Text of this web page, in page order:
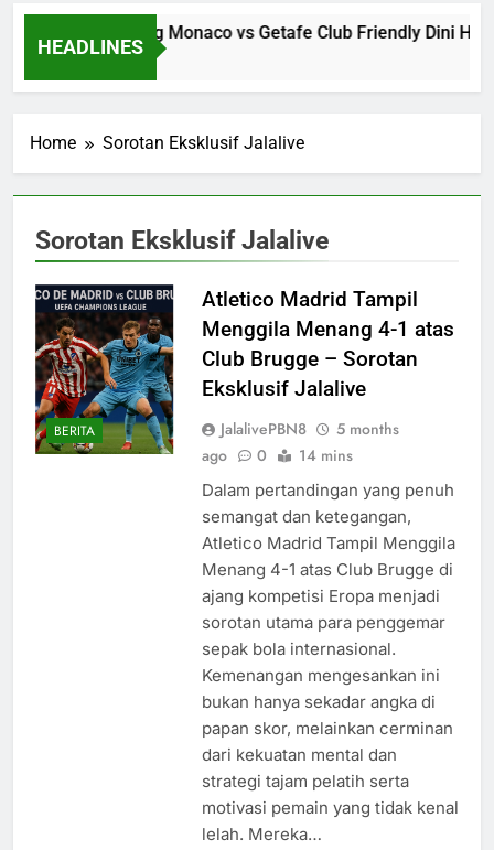
HEADLINES
Jalalive Streaming Monaco vs Getafe Club Friendly Dini
6 Hours Ago
Home Sorotan Eksklusif Jalalive
Sorotan Eksklusif Jalalive
BERITA
Atletico Madrid Tampil
Menggila Menang 4-1 atas
Club Brugge – Sorotan
Eksklusif Jalalive
JalalivePBN8
5 months
ago
0 14 mins
Dalam pertandingan yang penuh
semangat dan ketegangan,
Atletico Madrid Tampil Menggila
Menang 4-1 atas Club Brugge di
ajang kompetisi Eropa menjadi
sorotan utama para penggemar
sepak bola internasional.
Kemenangan mengesankan ini
bukan hanya sekadar angka di
papan skor, melainkan cerminan
dari kekuatan mental dan
strategi tajam pelatih serta
motivasi pemain yang tidak kenal
lelah. Mereka…